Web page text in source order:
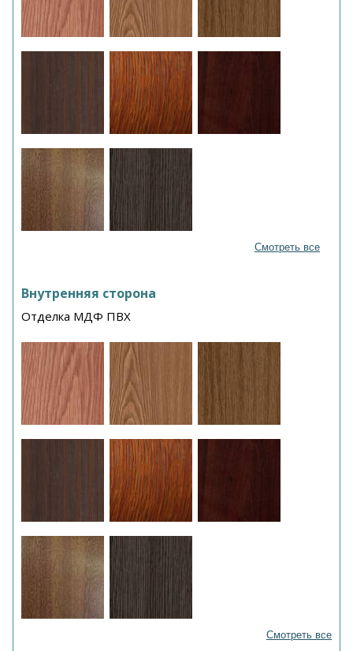
Смотреть все
Внутренняя сторона
Отделка МДФ ПВХ
Смотреть все